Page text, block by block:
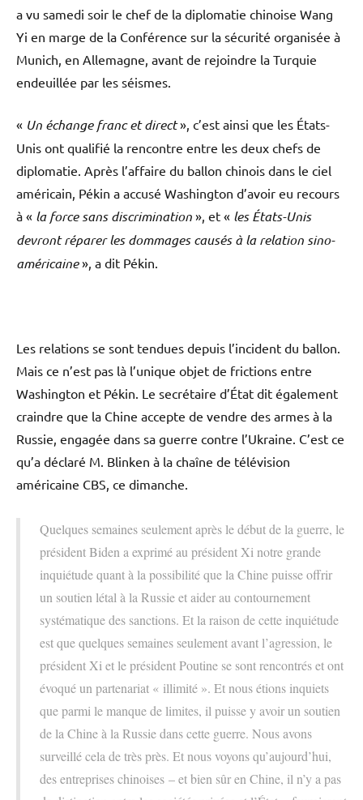
a vu samedi soir le chef de la diplomatie chinoise Wang
Yi en marge de la Conférence sur la sécurité organisée à
Munich, en Allemagne, avant de rejoindre la Turquie
endeuillée par les séismes.
« Un échange franc et direct», c’est ainsi que les États-
Unis ont qualifié la rencontre entre les deux chefs de
diplomatie. Après l’affaire du ballon chinois dans le ciel
américain, Pékin a accusé Washington d’avoir eu recours
à « la force sans discrimination », et « les États-Unis
devront réparer les dommages causés à la relation sino-
américaine», a dit Pékin.
Les relations se sont tendues depuis l’incident du ballon.
Mais ce n’est pas là l’unique objet de frictions entre
Washington et Pékin. Le secrétaire d’État dit également
craindre que la Chine accepte de vendre des armes à la
Russie, engagée dans sa guerre contre l’Ukraine. C’est ce
qu’a déclaré M. Blinken à la chaîne de télévision
américaine CBS, ce dimanche.
Quelques semaines seulement après le début de la guerre, le
président Biden a exprimé au président Xi notre grande
inquiétude quant à la possibilité que la Chine puisse offrir
un soutien létal à la Russie et aider au contournement
systématique des sanctions. Et la raison de cette inquiétude
est que quelques semaines seulement avant l’agression, le
président Xi et le président Poutine se sont rencontrés et ont
évoqué un partenariat « illimité ». Et nous étions inquiets
que parmi le manque de limites, il puisse y avoir un soutien
de la Chine à la Russie dans cette guerre. Nous avons
surveillé cela de très près. Et nous voyons qu’aujourd’hui,
des entreprises chinoises – et bien sûr en Chine, il n’y a pas